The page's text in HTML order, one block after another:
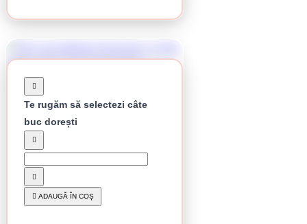
Disc de debitare Klingspor, A 346 Extra, 115 x
1,6 x 22,23 mm
4.01 lei / buc
Te rugăm să selectezi câte
buc dorești
ADAUGĂ ÎN COȘ